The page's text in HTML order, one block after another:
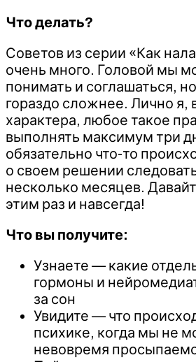
Что делать?
Советов из серии «Как
очень много. Головой мы
понимать и соглашаться,
гораздо сложнее. Лично я,
характера, любое такое
выполнять максимум три
обязательно что-то
о своем решении
несколько месяцев.
этим раз и навсегда!
Что вы получите:
Узнаете — какие
гормоны и
за сон
Увидите — что
психике, когда мы не
невовремя